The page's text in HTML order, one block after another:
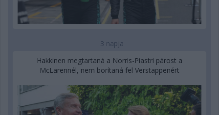
3 napja
Hakkinen megtartaná a Norris-Piastri párost a
McLarennél, nem borítaná fel Verstappenért